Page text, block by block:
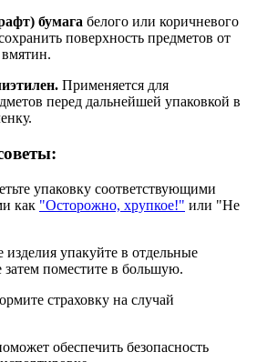
бумага белого или коричневого
поверхность предметов от
Применяется для
перед дальнейшей упаковкой в
упаковку соответствующими
как "Осторожно, хрупкое!" или "Не
упакуйте в отдельные
затем поместите в большую.
страховку на случай
обеспечить безопасность